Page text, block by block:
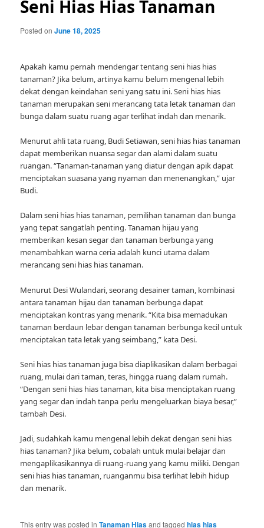
Seni Hias Hias Tanaman
Posted onJune 18, 2025
Apakah kamu pernah mendengar tentang seni hias hias
tanaman? Jika belum, artinya kamu belum mengenal lebih
dekat dengan keindahan seni yang satu ini. Seni hias hias
tanaman merupakan seni merancang tata letak tanaman dan
bunga dalam suatu ruang agar terlihat indah dan menarik.
Menurut ahli tata ruang, Budi Setiawan, seni hias hias tanaman
dapat memberikan nuansa segar dan alami dalam suatu
ruangan. “Tanaman-tanaman yang diatur dengan apik dapat
menciptakan suasana yang nyaman dan menenangkan,” ujar
Budi.
Dalam seni hias hias tanaman, pemilihan tanaman dan bunga
yang tepat sangatlah penting. Tanaman hijau yang
memberikan kesan segar dan tanaman berbunga yang
menambahkan warna ceria adalah kunci utama dalam
merancang seni hias hias tanaman.
Menurut Desi Wulandari, seorang desainer taman, kombinasi
antara tanaman hijau dan tanaman berbunga dapat
menciptakan kontras yang menarik. “Kita bisa memadukan
tanaman berdaun lebar dengan tanaman berbunga kecil untuk
menciptakan tata letak yang seimbang,” kata Desi.
Seni hias hias tanaman juga bisa diaplikasikan dalam berbagai
ruang, mulai dari taman, teras, hingga ruang dalam rumah.
“Dengan seni hias hias tanaman, kita bisa menciptakan ruang
yang segar dan indah tanpa perlu mengeluarkan biaya besar,”
tambah Desi.
Jadi, sudahkah kamu mengenal lebih dekat dengan seni hias
hias tanaman? Jika belum, cobalah untuk mulai belajar dan
mengaplikasikannya di ruang-ruang yang kamu miliki. Dengan
seni hias hias tanaman, ruanganmu bisa terlihat lebih hidup
dan menarik.
This entry was posted inTanaman Hiasand taggedhias hias